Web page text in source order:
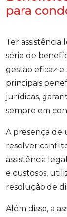
para
Ter
série de
gestão eficaz e
principais
jurídicas,
sempre em
A presença de
resolver
assistência
e custosos,
resolução de
Além disso, a